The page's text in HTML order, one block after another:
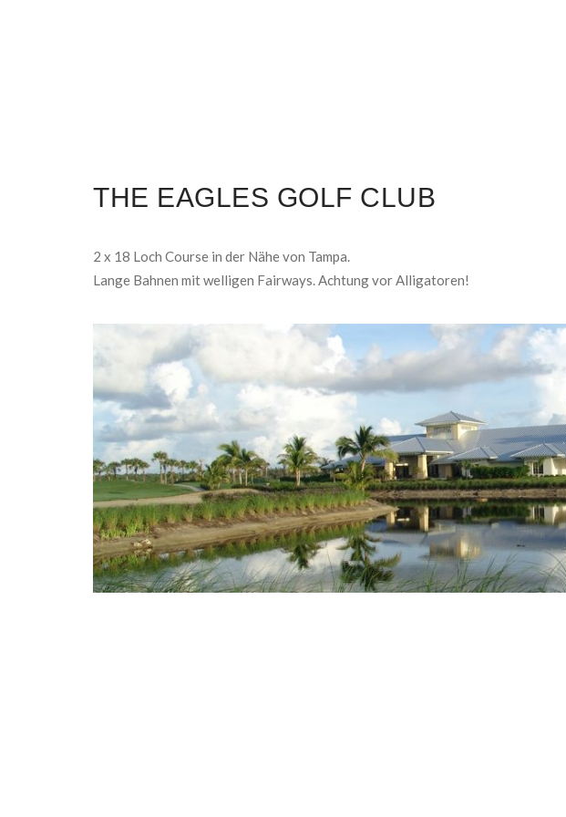
THE EAGLES GOLF CLUB
2 x 18 Loch Course in der Nähe von Tampa.
Lange Bahnen mit welligen Fairways. Achtung vor Alligatoren!